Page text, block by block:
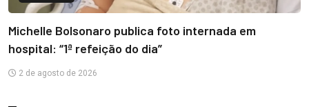
Michelle Bolsonaro publica foto internada em
hospital: “1ª refeição do dia”
2 de agosto de 2026